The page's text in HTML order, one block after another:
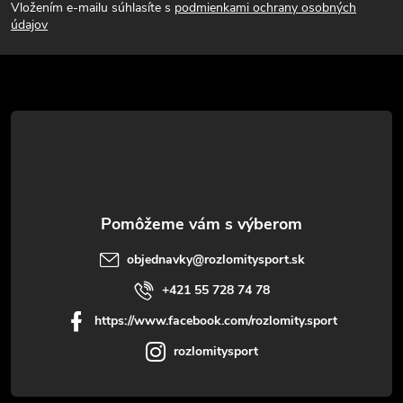
p
t
Vložením e-mailu súhlasíte s podmienkami ochrany osobných
údajov
objednavky@rozlomitysport.sk
+421 55 728 74 78
https://www.facebook.com/rozlomity.sport
rozlomitysport